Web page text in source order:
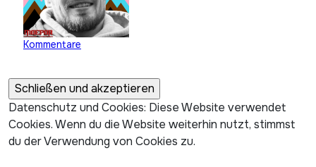
Kommentare
Datenschutz und Cookies: Diese Website verwendet
Cookies. Wenn du die Website weiterhin nutzt, stimmst
du der Verwendung von Cookies zu.